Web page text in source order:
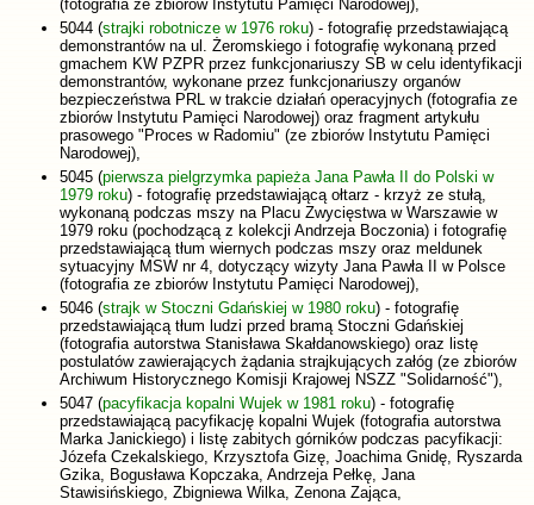
(fotografia ze zbiorów Instytutu Pamięci Narodowej),
5044 (strajki robotnicze w 1976 roku) - fotografię przedstawiającą
demonstrantów na ul. Żeromskiego i fotografię wykonaną przed
gmachem KW PZPR przez funkcjonariuszy SB w celu identyfikacji
demonstrantów, wykonane przez funkcjonariuszy organów
bezpieczeństwa PRL w trakcie działań operacyjnych (fotografia ze
zbiorów Instytutu Pamięci Narodowej) oraz fragment artykułu
prasowego "Proces w Radomiu" (ze zbiorów Instytutu Pamięci
Narodowej),
5045 (pierwsza pielgrzymka papieża Jana Pawła II do Polski w
1979 roku) - fotografię przedstawiającą ołtarz - krzyż ze stułą,
wykonaną podczas mszy na Placu Zwycięstwa w Warszawie w
1979 roku (pochodzącą z kolekcji Andrzeja Boczonia) i fotografię
przedstawiającą tłum wiernych podczas mszy oraz meldunek
sytuacyjny MSW nr 4, dotyczący wizyty Jana Pawła II w Polsce
(fotografia ze zbiorów Instytutu Pamięci Narodowej),
5046 (strajk w Stoczni Gdańskiej w 1980 roku) - fotografię
przedstawiającą tłum ludzi przed bramą Stoczni Gdańskiej
(fotografia autorstwa Stanisława Skałdanowskiego) oraz listę
postulatów zawierających żądania strajkujących załóg (ze zbiorów
Archiwum Historycznego Komisji Krajowej NSZZ "Solidarność"),
5047 (pacyfikacja kopalni Wujek w 1981 roku) - fotografię
przedstawiającą pacyfikację kopalni Wujek (fotografia autorstwa
Marka Janickiego) i listę zabitych górników podczas pacyfikacji:
Józefa Czekalskiego, Krzysztofa Gizę, Joachima Gnidę, Ryszarda
Gzika, Bogusława Kopczaka, Andrzeja Pełkę, Jana
Stawisińskiego, Zbigniewa Wilka, Zenona Zająca,